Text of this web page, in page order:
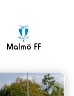
Malmö FF